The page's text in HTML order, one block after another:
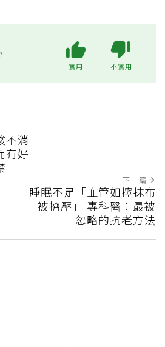
實用 不實用
不消
有好
下一篇
睡眠不足「血管如擰抹布
被擠壓」 專科醫：最被
忽略的抗老方法